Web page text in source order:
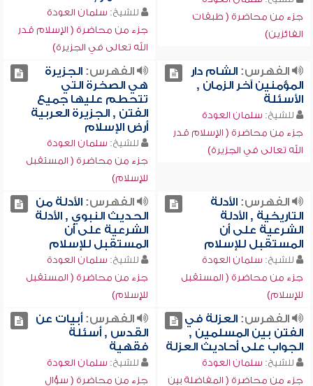
جزء من محاضرة ( طبقات
الفائزين)
للشيخ: سلمان العودة
جزء من محاضرة ( الإسلام قدر
الله تعالى في الجزيرة)
الفهرس:الشام دار
المؤمنين آخر الزمان ,
الأسئلة
للشيخ: سلمان العودة
جزء من محاضرة ( الإسلام قدر
الله تعالى في الجزيرة)
الفهرس:الجزيرة
هي الصخرة التي
تتحطم عليها جميع
الفتن , الجزيرة العربية
أرض الإسلام
للشيخ: سلمان العودة
جزء من محاضرة ( المستقبل
للإسلام)
الفهرس:الأدلة
التاريخية , الأدلة
الشرعية على أن
المستقبل للإسلام
للشيخ: سلمان العودة
جزء من محاضرة ( المستقبل
للإسلام)
الفهرس:الأدلة من
الحديث النبوي , الأدلة
الشرعية على أن
المستقبل للإسلام
للشيخ: سلمان العودة
جزء من محاضرة ( المستقبل
للإسلام)
الفهرس:العزلة في
الفتن بين المسلمين ,
الجواب على أحاديث العزلة
للشيخ: سلمان العودة
جزء من محاضرة ( المفاضلة بين
الفهرس:أبيات عن
القدس , أسئلة
فقهية
للشيخ: سلمان العودة
جزء من محاضرة ( سؤال